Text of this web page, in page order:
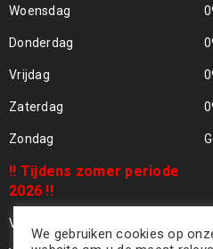
Woensdag
Donderdag
Vrijdag
Zaterdag
Zondag
!! Tijdens zomer periode
2026 !!
Vrijdag 24 Juli - Gesloten !!
We gebruiken cookies op